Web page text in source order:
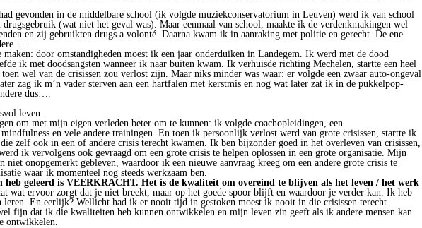
gevonden in de middelbare school (ik volgde muziekconservatorium in Leuven) werd ik van school
(wat niet het geval was). Maar eenmaal van school, maakte ik de verdenkmakingen wel
en zij gebruikten drugs a volonté. Daarna kwam ik in aanraking met politie en gerecht. De ene
…
door omstandigheden moest ik een jaar onderduiken in Landegem. Ik werd met de dood
ik met doodsangsten wanneer ik naar buiten kwam. Ik verhuisde richting Mechelen, startte een heel
wel van de crisissen zou verlost zijn. Maar niks minder was waar: er volgde een zwaar auto-ongeval
zag ik m’n vader sterven aan een hartfalen met kerstmis en nog wat later zat ik in de pukkelpop-
dus….
leven
om met mijn eigen verleden beter om te kunnen: ik volgde coachopleidingen, een
en vele andere trainingen. En toen ik persoonlijk verlost werd van grote crisissen, startte ik
zelf ook in een of andere crisis terecht kwamen. Ik ben bijzonder goed in het overleven van crisissen,
ik vervolgens ook gevraagd om een grote crisis te helpen oplossen in een grote organisatie. Mijn
niet onopgemerkt gebleven, waardoor ik een nieuwe aanvraag kreeg om een andere grote crisis te
waar ik momenteel nog steeds werkzaam ben.
heb geleerd is VEERKRACHT. Het is de kwaliteit om overeind te blijven als het leven / het werk
wat ervoor zorgt dat je niet breekt, maar op het goede spoor blijft en waardoor je verder kan. Ik heb
leren. En eerlijk? Wellicht had ik er nooit tijd in gestoken moest ik nooit in die crisissen terecht
fijn dat ik die kwaliteiten heb kunnen ontwikkelen en mijn leven zin geeft als ik andere mensen kan
ontwikkelen.